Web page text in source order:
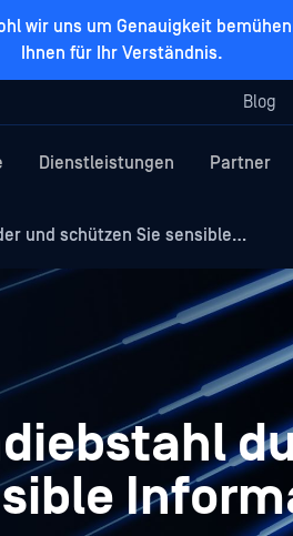
wir uns um Genauigkeit
Ihnen für Ihr Verständnis.
Blog
Dienstleistungen Partner
und schützen Sie sensible…